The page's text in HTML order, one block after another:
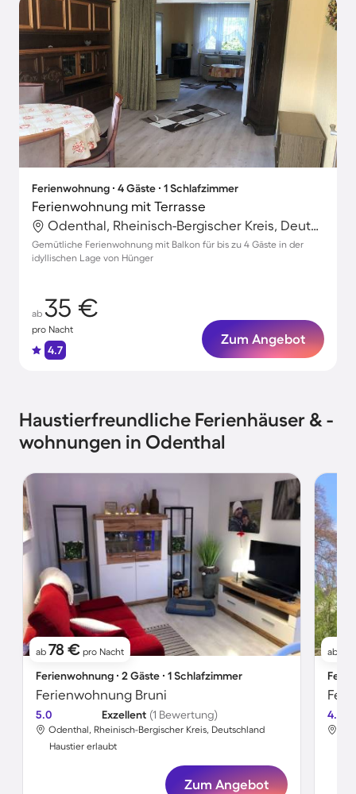
Ferienwohnung ∙ 4 Gäste ∙ 1 Schlafzimmer
Ferienwohnung mit Terrasse
Odenthal, Rheinisch-Bergischer Kreis, Deutschland
Gemütliche Ferienwohnung mit Balkon für bis zu 4 Gäste in der
idyllischen Lage von Hünger
ab 35 €
pro Nacht
4.7
Zum Angebot
Haustierfreundliche Ferienhäuser & -
wohnungen in Odenthal
ab 78 € pro Nacht
Ferienwohnung ∙ 2 Gäste ∙ 1 Schlafzimmer
Ferienwohnung Bruni
5.0 Exzellent (1 Bewertung)
Odenthal, Rheinisch-Bergischer Kreis, Deutschland
Haustier erlaubt
Zum Angebot
ab
4.4